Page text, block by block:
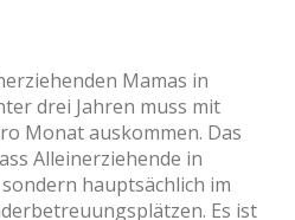
Mamas in
drei Jahren muss mit
Monat auskommen. Das
Alleinerziehende in
hauptsächlich im
Es ist